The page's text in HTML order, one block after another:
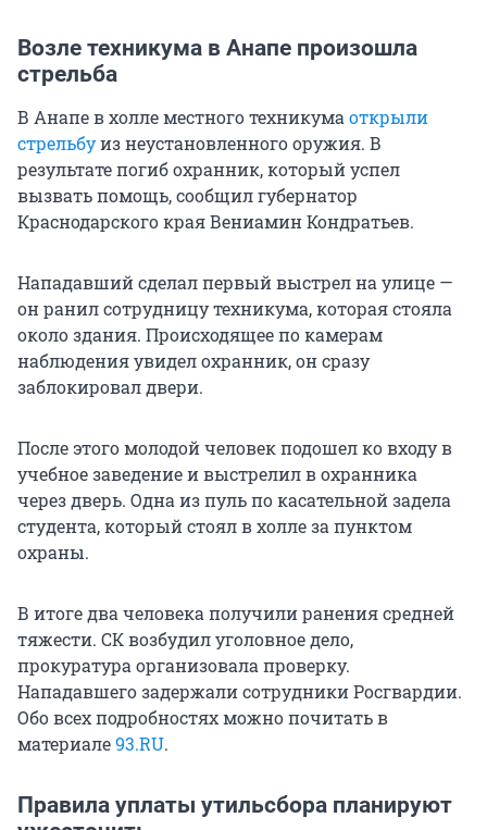
Возле техникума в Анапе произошла
стрельба
В Анапе в холле местного техникумаоткрыли
стрельбуиз неустановленного оружия. В
результате погиб охранник, который успел
вызвать помощь, сообщил губернатор
Краснодарского края Вениамин Кондратьев.
Нападавший сделал первый выстрел на улице —
он ранил сотрудницу техникума, которая стояла
около здания. Происходящее по камерам
наблюдения увидел охранник, он сразу
заблокировал двери.
После этого молодой человек подошел ко входу в
учебное заведение и выстрелил в охранника
через дверь. Одна из пуль по касательной задела
студента, который стоял в холле за пунктом
охраны.
В итоге два человека получили ранения средней
тяжести. СК возбудил уголовное дело,
прокуратура организовала проверку.
Нападавшего задержали сотрудники Росгвардии.
Обо всех подробностях можно почитать в
материале93.RU.
Правила уплаты утильсбора планируют